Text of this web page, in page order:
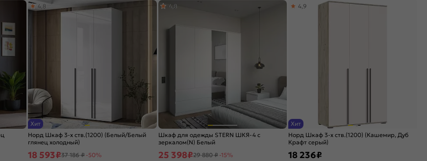
Хит
Норд Шкаф 3-х ств.(1200) (Белый/Белый
глянец холодный)
4,8
18 593₽37 186 ₽ -50%
Шкаф для одежды STERN ШКЯ-4 c
зеркалом(N) Белый
4,8
25 398₽29 880 ₽ -15%
Хит
Норд Шкаф 3-х ств.(1200) (Кашемир, Дуб
Крафт серый)
4,9
18 236₽